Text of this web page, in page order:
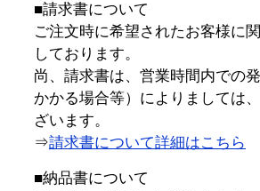
■請求書について
ご注文時に希望されたお客様に
しております。
尚、請求書は、営業時間内での
かかる場合等）によりましては
ざいます。
⇒請求書について詳細はこちら
■納品書について